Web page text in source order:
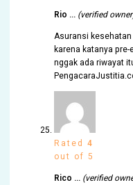
Rio … (verified
Asuransi
karena katanya
nggak ada riwayat
Rated4
out of 5
Rico … (verified